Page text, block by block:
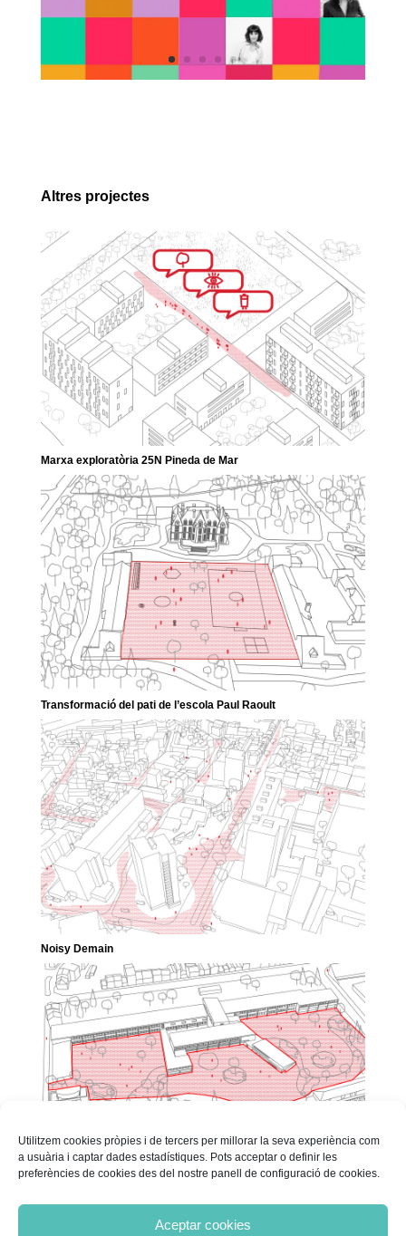
Utilitzem cookies pròpies i de tercers per millorar la seva experiència com
a usuària i captar dades estadístiques. Pots acceptar o definir les
preferències de cookies des del nostre panell de configuració de cookies.
Aceptar cookies
Altres projectes
Marxa exploratòria 25N Pineda de Mar
Transformació del pati de l’escola Paul Raoult
Noisy Demain